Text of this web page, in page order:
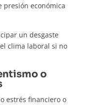
presión económica
un desgaste
clima laboral si no
o
estrés financiero o